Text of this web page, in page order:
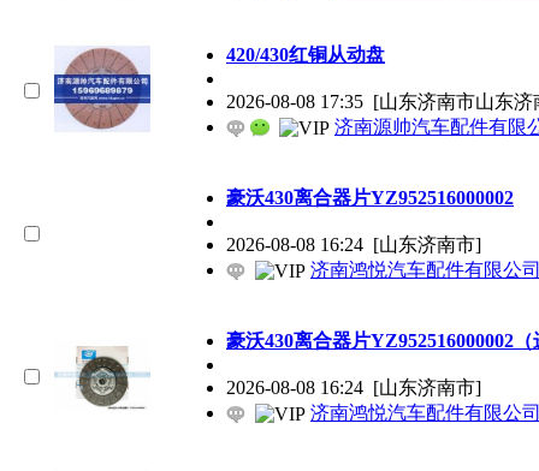
420/430红铜从动盘
2026-08-08 17:35 [山东济南市山东
济南源帅汽车配件有限
豪沃430离合器片YZ952516000002
2026-08-08 16:24 [山东济南市]
济南鸿悦汽车配件有限公
豪沃430离合器片YZ952516000002
2026-08-08 16:24 [山东济南市]
济南鸿悦汽车配件有限公